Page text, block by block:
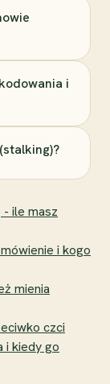
i
- ile masz
i kogo
mienia
czci
i kiedy go